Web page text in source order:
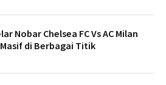
Nobar Chelsea FC Vs AC Milan
di Berbagai Titik